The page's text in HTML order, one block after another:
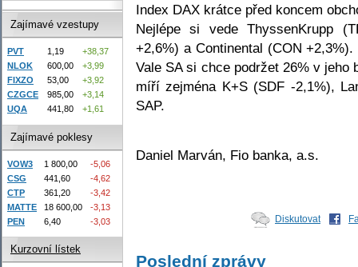
Index DAX krátce před koncem
Nejlépe si vede ThyssenKrupp
+2,6%) a Continental (CON
Vale SA si chce podržet 26% v
míří zejména K+S (SDF -2,1%),
SAP.
Daniel Marván, Fio banka, a.s.
Diskutovat
Poslední zprávy
Zajímavé vzestupy
PVT 1,19
+38,37
NLOK
600,00
+3,99
FIXZO
53,00
+3,92
CZGCE
985,00
+3,14
UQA
441,80 +1,61
Zajímavé poklesy
VOW3 1 800,00
-5,06
CSG
441,60
-4,62
CTP
361,20
-3,42
MATTE
18 600,00
-3,13
PEN
6,40 -3,03
Kurzovní lístek